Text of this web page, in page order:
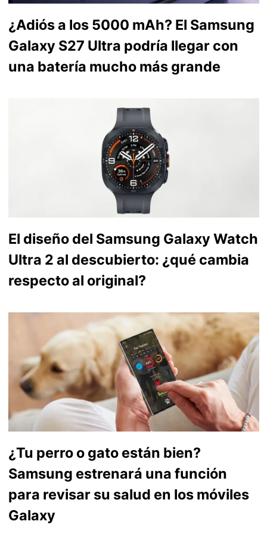
¿Adiós a los 5000 mAh? El Samsung
Galaxy S27 Ultra podría llegar con
una batería mucho más grande
El diseño del Samsung Galaxy Watch
Ultra 2 al descubierto: ¿qué cambia
respecto al original?
¿Tu perro o gato están bien?
Samsung estrenará una función
para revisar su salud en los móviles
Galaxy